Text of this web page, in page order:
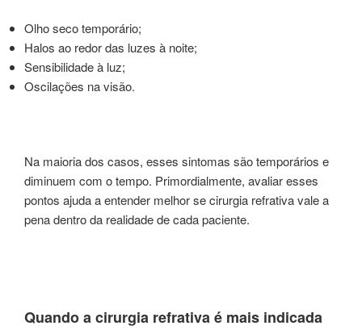
Olho seco temporário;
Halos ao redor das luzes à noite;
Sensibilidade à luz;
Oscilações na visão.
Na maioria dos casos, esses sintomas são temporários e
diminuem com o tempo. Primordialmente, avaliar esses
pontos ajuda a entender melhor se cirurgia refrativa vale a
pena dentro da realidade de cada paciente.
Quando a cirurgia refrativa é mais indicada